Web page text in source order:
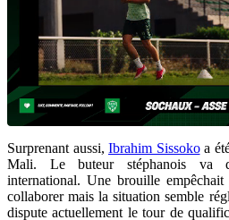
Surprenant aussi, Ibrahim Sissokoa
Mali. Le buteur stéphanois va
international. Une brouille
collaborer mais la situation semble
dispute actuellement le tour de